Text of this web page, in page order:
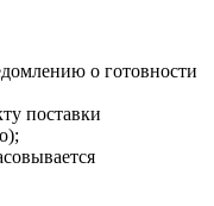
о готовности
поставки